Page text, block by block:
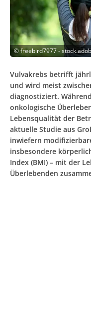
©freebird7977 -
Vulvakrebs betrifft
und wird meist
diagnostiziert.
onkologische
Lebensqualität der
aktuelle Studie aus
inwiefern
insbesondere
Index (BMI) – mit der
Überlebenden